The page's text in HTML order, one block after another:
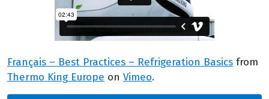
Français – Best Practices – Refrigeration Basics from
Thermo King Europe on Vimeo.